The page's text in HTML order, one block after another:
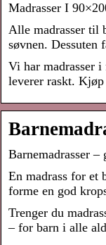
Madrasser I
Alle madrasser til
søvnen. Dessuten
Vi har madrasser
leverer raskt.
Barnemadrasser
En madrass for et
forme en god
Trenger du
– for barn i alle